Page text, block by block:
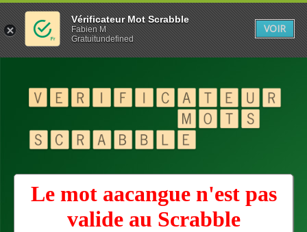
Le mot aacangue n'est pas
valide au Scrabble
Vérificateur Mot Scrabble
Fabien M
Gratuitundefined
VOIR